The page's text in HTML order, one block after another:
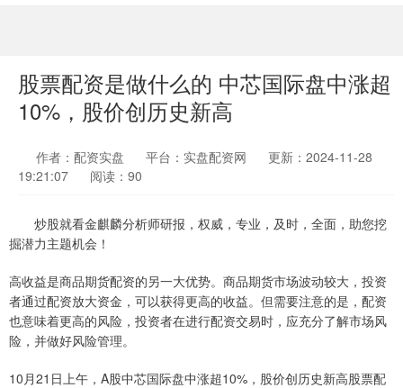
股票配资是做什么的 中芯国际盘中涨超
10%，股价创历史新高
作者：配资实盘 平台：实盘配资网
更新：2024-11-28
19:21:07
阅读：90
炒股就看金麒麟分析师研报，权威，专业，及时，全面，助您挖
掘潜力主题机会！
高收益是商品期货配资的另一大优势。商品期货市场波动较大，投资
者通过配资放大资金，可以获得更高的收益。但需要注意的是，配资
也意味着更高的风险，投资者在进行配资交易时，应充分了解市场风
险，并做好风险管理。
10月21日上午，A股中芯国际盘中涨超10%，股价创历史新高股票配